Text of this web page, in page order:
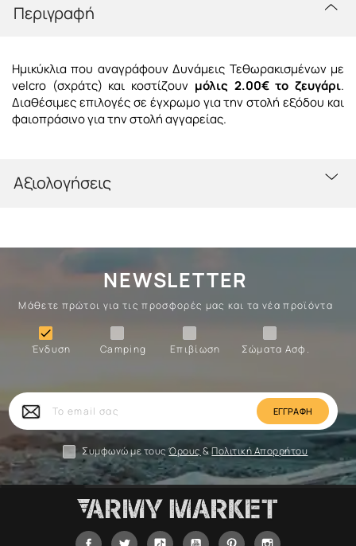
Περιγραφή
Ημικύκλια που αναγράφουν Δυνάμεις Τεθωρακισμένων με
velcro (σχράτς) και κοστίζουν μόλις 2.00€ το ζευγάρι.
Διαθέσιμες επιλογές σε έγχρωμο για την στολή εξόδου και
φαιοπράσινο για την στολή αγγαρείας.
Αξιολογήσεις
NEWSLETTER
Μάθετε πρώτοι για τις προσφορές μας και τα νέα προϊόντα
Σώματα Ασφ.
Επιβίωση
Camping
Ένδυση

Ένδυση
Το
email
σας
Συμφωνώ με τουςΌρους &Πολιτική Απορρήτου
FacebookTwitter Tiktok YouTube Pinterest